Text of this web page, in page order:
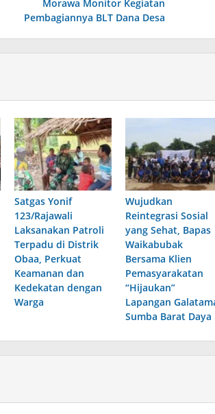
Morawa Monitor Kegiatan
Pembagiannya BLT Dana Desa
Satgas Yonif
123/Rajawali
Laksanakan Patroli
Terpadu di Distrik
Obaa, Perkuat
Keamanan dan
Kedekatan dengan
Warga
Wujudkan
Reintegrasi Sosial
yang Sehat, Bapas
Waikabubak
Bersama Klien
Pemasyarakatan
“Hijaukan”
Lapangan
Sumba Barat Daya